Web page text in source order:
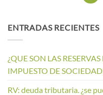
ENTRADAS RECIENTES
¿QUE SON LAS
IMPUESTO DE
RV: deuda tributaria. ¿se